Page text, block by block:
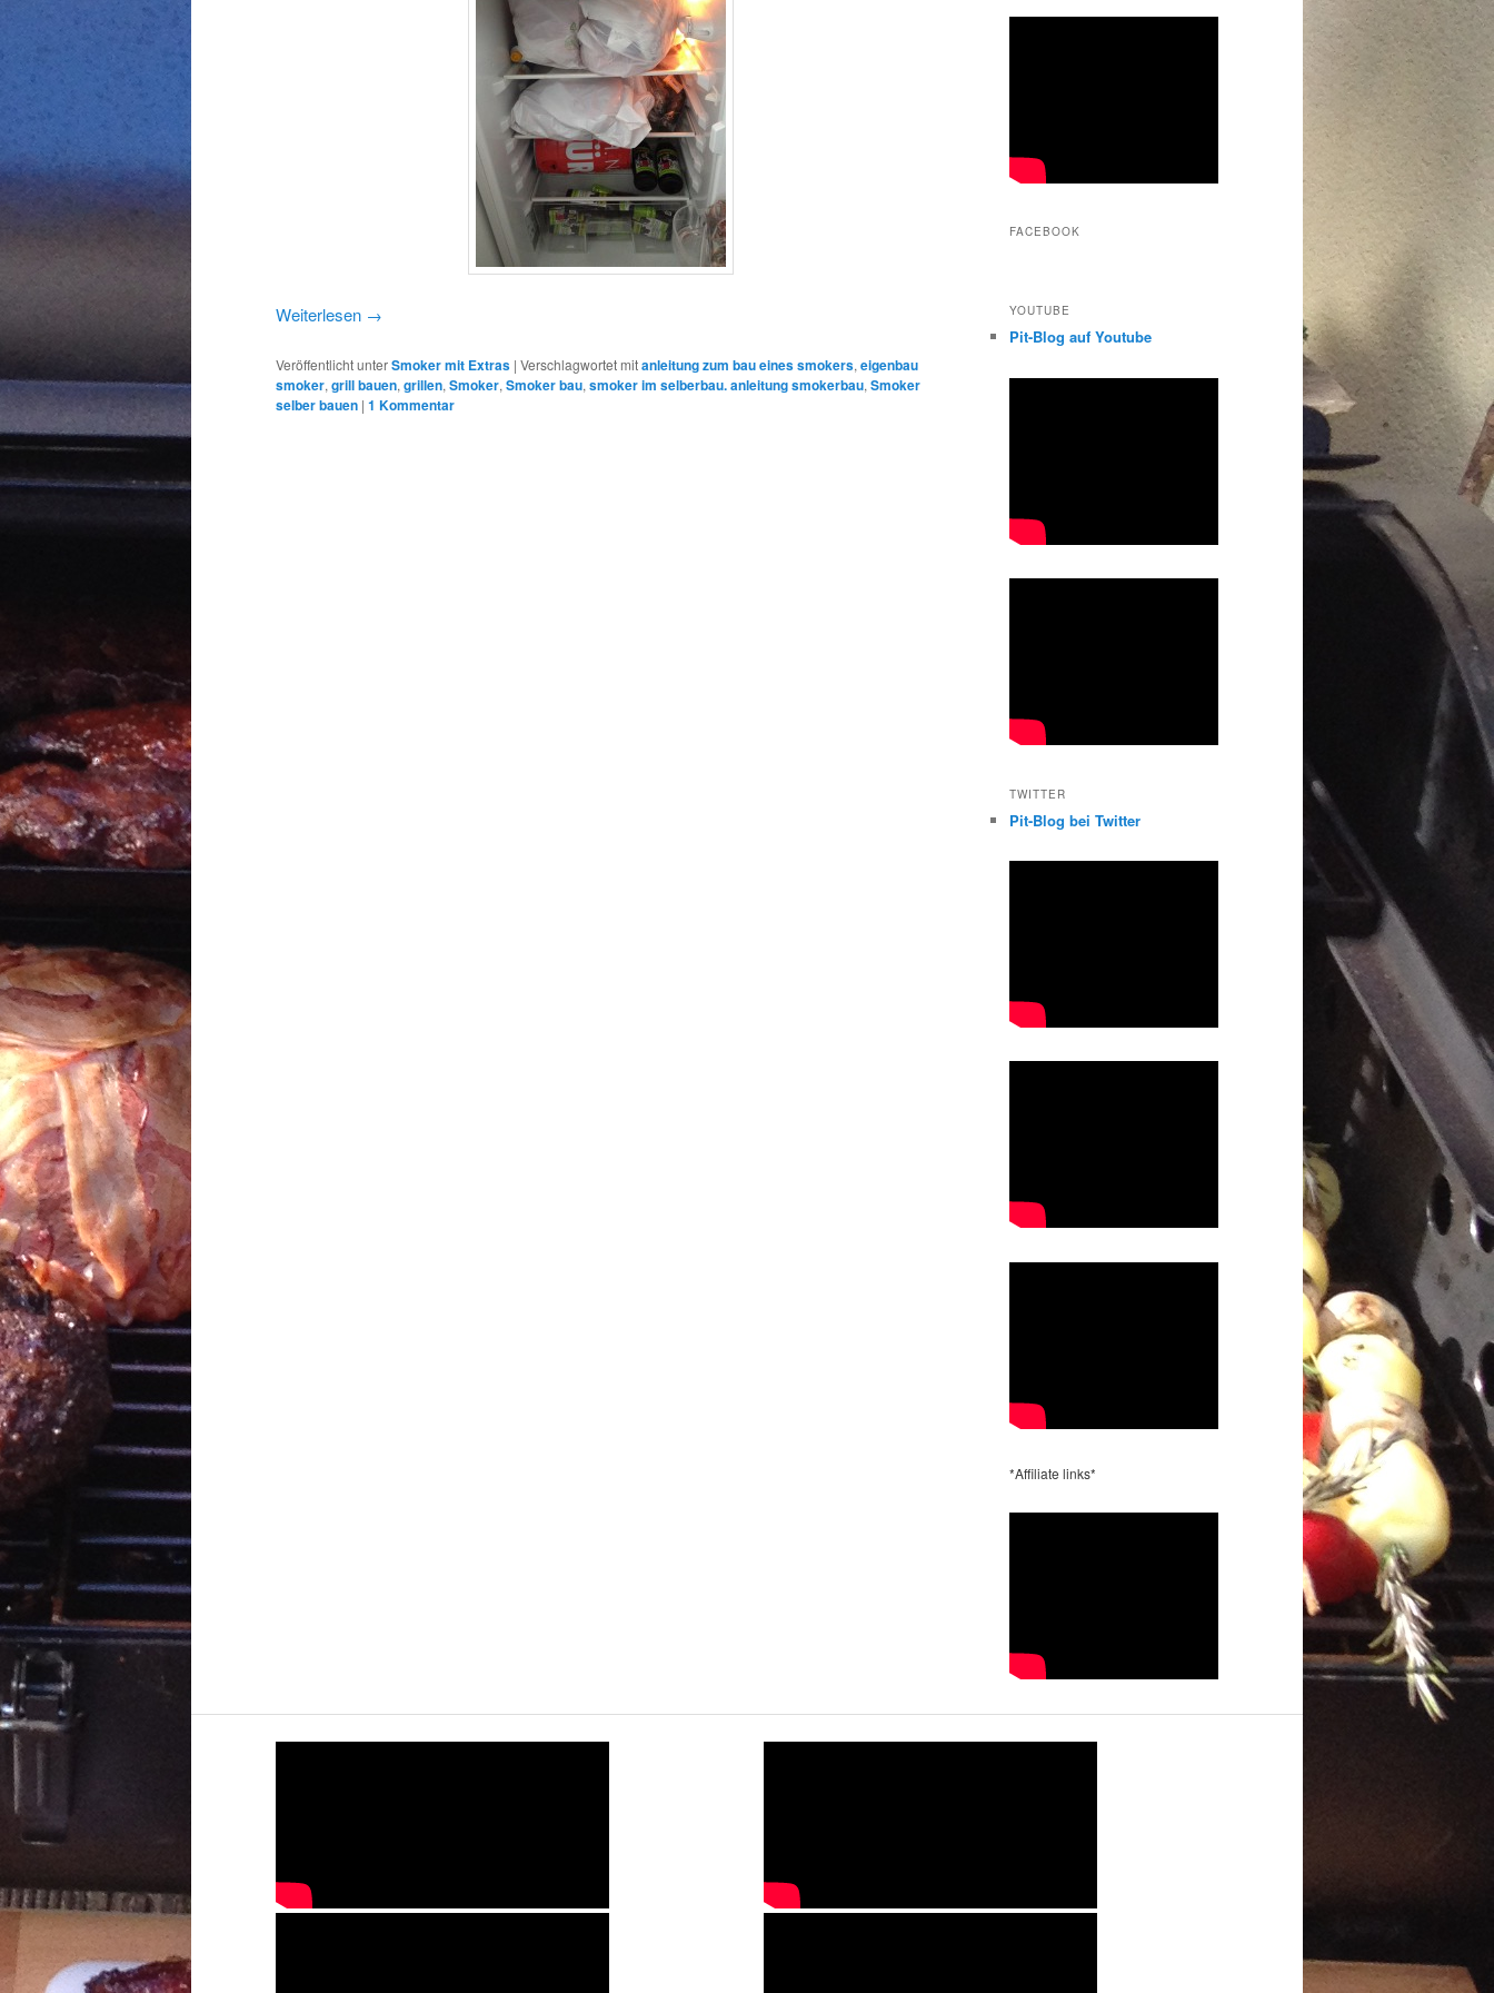
Weiterlesen →
Veröffentlicht unterSmoker mit Extras | Verschlagwortet mitanleitung zum bau eines smokers, eigenbau
smoker, grill bauen, grillen, Smoker, Smoker bau, smoker im selberbau. anleitung smokerbau, Smoker
selber bauen | 1 Kommentar
FACEBOOK
YOUTUBE
Pit-Blog auf Youtube
TWITTER
Pit-Blog bei Twitter
*Affiliate links*